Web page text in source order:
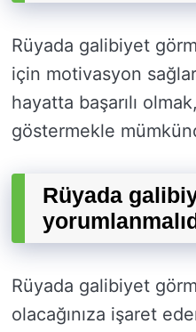
Rüyada galibiyet
için motivasyon
hayatta başarılı
göstermekle
Rüyada
Rüyada galibiyet
olacağınıza işaret